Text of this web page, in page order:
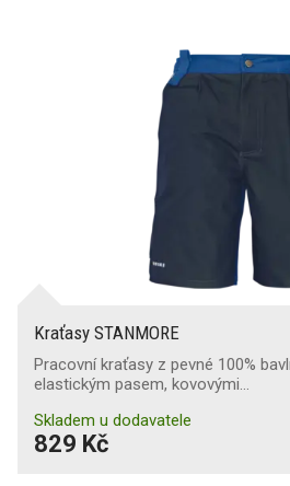
Kraťasy STANMORE
Pracovní kraťasy z pevné 100%
elastickým pasem, kovovými…
Skladem u dodavatele
829 Kč